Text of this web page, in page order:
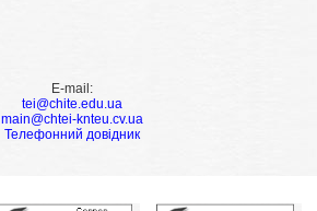
E-mail:
tei@chite.edu.ua
main@chtei-knteu.cv.ua
Телефонний довідник